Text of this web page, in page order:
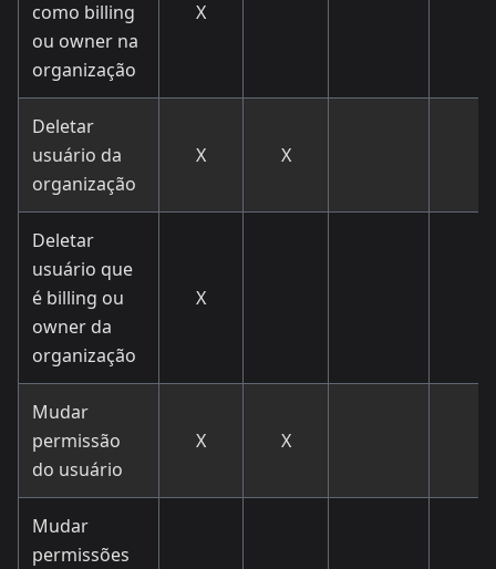
como billing
ou owner na
organização
X
Deletar
usuário da
organização
X X
Deletar
usuário que
é billing ou
owner da
organização
X
Mudar
permissão
do usuário
X X
Mudar
permissões